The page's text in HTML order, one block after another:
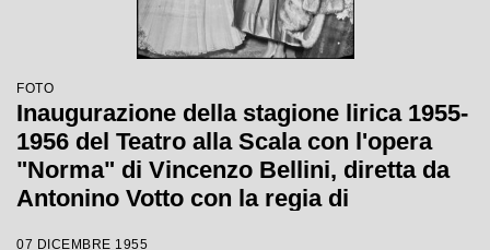
FOTO
Inaugurazione della stagione lirica 1955-
1956 del Teatro alla Scala con l'opera
"Norma" di Vincenzo Bellini, diretta da
Antonino Votto con la regia di
07 DICEMBRE 1955